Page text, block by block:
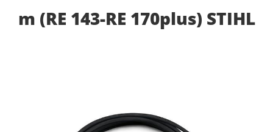
m (RE 143-RE 170plus) STIHL